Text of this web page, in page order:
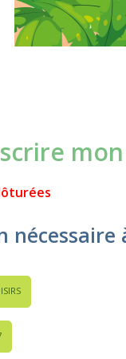
nécessaire